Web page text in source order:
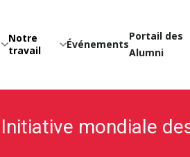
Notre
travail
Événements
Portail des
Alumni
Initiative mondiale